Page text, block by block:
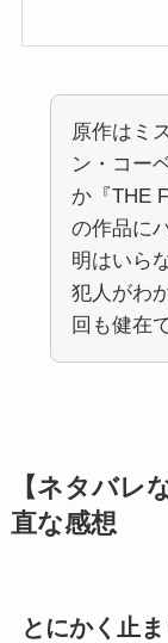
原作はミ
ン・コー
か『THE
の作品に
明はいら
犯人がわ
回も健在
【ネタバレ
直な感想
とにかく止